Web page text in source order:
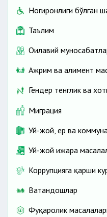
Ногиронлиги бўлган
Таълим
Оилавий
Ажрим ва алимент
Гендер тенглик ва
Миграция
Уй-жой, ер ва
Уй-жой ижара
Коррупцияга қарши
Ватандошлар
Фуқаролик